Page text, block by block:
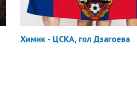
Химик - ЦСКА, гол Дзагоева